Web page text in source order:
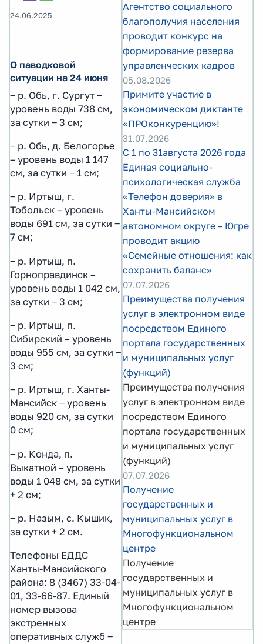
24.06.2025
О паводковой
ситуации на 24 июня
‒ р. Обь, г. Сургут ‒
уровень воды 738 см,
за сутки ‒ 3 см;
‒ р. Обь, д. Белогорье
– уровень воды 1 147
см, за сутки ‒ 1 см;
‒ р. Иртыш, г.
Тобольск – уровень
воды 691 см, за сутки ‒
7 см;
‒ р. Иртыш, п.
Горноправдинск –
уровень воды 1 042 см,
за сутки ‒ 3 см;
‒ р. Иртыш, п.
Сибирский – уровень
воды 955 см, за сутки ‒
3 см;
‒ р. Иртыш, г. Ханты-
Мансийск ‒ уровень
воды 920 см, за сутки
0 см;
‒ р. Конда, п.
Выкатной – уровень
воды 1 048 см, за сутки
+ 2 см;
‒ р. Назым, с. Кышик,
за сутки + 2 см.
Телефоны ЕДДС
Ханты-Мансийского
района: 8 (3467) 33-04-
01, 33-66-87. Единый
номер вызова
экстренных
оперативных служб ‒
Агентство социального
благополучия населения
проводит конкурс на
формирование резерва
управленческих кадров
05.08.2026
Примите участие в
экономическом диктанте
«ПРОконкуренцию»!
31.07.2026
С 1 по 31августа 2026 года
Единая социально-
психологическая служба
«Телефон доверия» в
Ханты-Мансийском
автономном округе – Югре
проводит акцию
«Семейные отношения: как
сохранить баланс»
07.07.2026
Преимущества получения
услуг в электронном виде
посредством Единого
портала государственных
и муниципальных услуг
(функций)
Преимущества получения
услуг в электронном виде
посредством Единого
портала государственных
и муниципальных услуг
(функций)
07.07.2026
Получение
государственных и
муниципальных услуг в
Многофункциональном
центре
Получение
государственных и
муниципальных услуг в
Многофункциональном
центре